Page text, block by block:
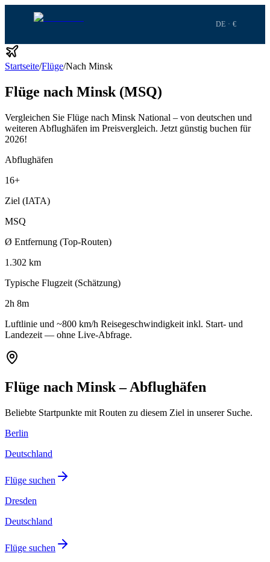
DE · €
Startseite/Flüge/Nach Minsk
Flüge nach Minsk (MSQ)
Vergleichen Sie Flüge nach Minsk National – von deutschen und
weiteren Abflughäfen im Preisvergleich. Jetzt günstig buchen für
2026!
Abflughäfen
16+
Ziel (IATA)
MSQ
Ø Entfernung (Top-Routen)
1.302 km
Typische Flugzeit (Schätzung)
2h 8m
Luftlinie und ~800 km/h Reisegeschwindigkeit inkl. Start- und
Landezeit — ohne Live-Abfrage.
Flüge nach Minsk – Abflughäfen
Beliebte Startpunkte mit Routen zu diesem Ziel in unserer Suche.
Berlin
Deutschland
Flüge suchen
Dresden
Deutschland
Flüge suchen